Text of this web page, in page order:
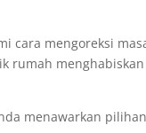
cara mengoreksi
rumah
menawarkan